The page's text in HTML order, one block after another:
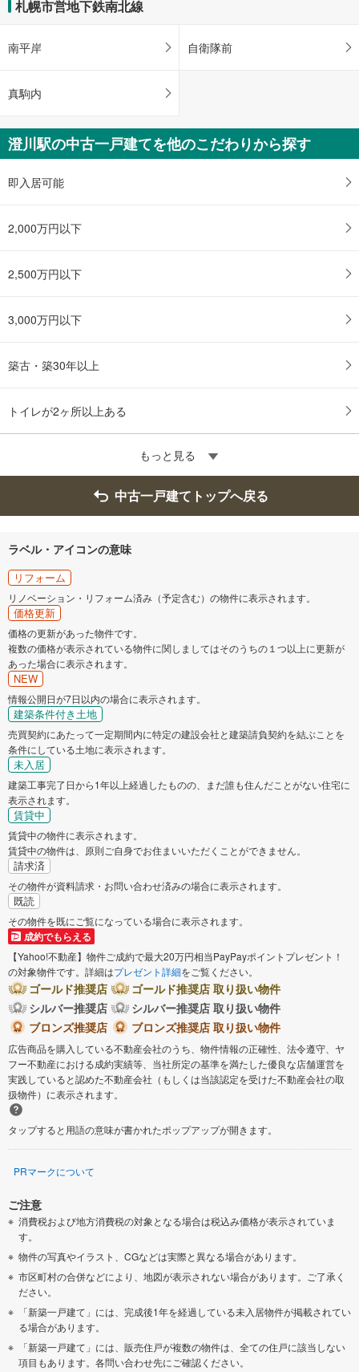
ー
に
す
札幌市営地下鉄南北線
南平岸 自衛隊前
真駒内
澄川駅の中古一戸建てを他のこだわりから探す
即入居可能
2,000万円以下
2,500万円以下
3,000万円以下
築古・築30年以上
トイレが2ヶ所以上ある
もっと見る
中古一戸建てトップへ戻る
ラベル・アイコンの意味
リフォーム
リノベーション・リフォーム済み（予定含む）の物件に表示されます。
価格更新
価格の更新があった物件です。
複数の価格が表示されている物件に関しましてはそのうちの１つ以上に更新が
あった場合に表示されます。
NEW
情報公開日が7日以内の場合に表示されます。
建築条件付き土地
売買契約にあたって一定期間内に特定の建設会社と建築請負契約を結ぶことを
条件にしている土地に表示されます。
未入居
建築工事完了日から1年以上経過したものの、まだ誰も住んだことがない住宅に
表示されます。
賃貸中
賃貸中の物件に表示されます。
賃貸中の物件は、原則ご自身でお住まいいただくことができません。
請求済
その物件が資料請求・お問い合わせ済みの場合に表示されます。
既読
その物件を既にご覧になっている場合に表示されます。
成約でもらえる
【Yahoo!不動産】物件ご成約で最大20万円相当PayPayポイントプレゼント！
の対象物件です。詳細はプレゼント詳細をご覧ください。
ゴールド推奨店
ゴールド推奨店 取り扱い物件
シルバー推奨店
シルバー推奨店 取り扱い物件
ブロンズ推奨店
ブロンズ推奨店 取り扱い物件
広告商品を購入している不動産会社のうち、物件情報の正確性、法令遵守、ヤ
フー不動産における成約実績等、当社所定の基準を満たした優良な店舗運営を
実践していると認めた不動産会社（もしくは当該認定を受けた不動産会社の取
扱物件）に表示されます。
タップすると用語の意味が書かれたポップアップが開きます。
PRマークについて
ご注意
消費税および地方消費税の対象となる場合は税込み価格が表示されていま
す。
物件の写真やイラスト、CGなどは実際と異なる場合があります。
市区町村の合併などにより、地図が表示されない場合があります。ご了承く
ださい。
「新築一戸建て」には、完成後1年を経過している未入居物件が掲載されてい
る場合があります。
「新築一戸建て」には、販売住戸が複数の物件は、全ての住戸に該当しない
項目もあります。各問い合わせ先にご確認ください。